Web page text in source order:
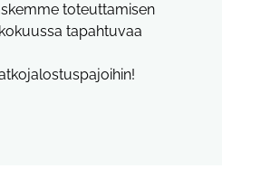
toteuttamisen
tapahtuvaa